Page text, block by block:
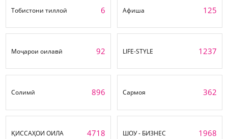
Тобистони тиллоӣ 6 Афиша 125
Моҷарои оилавӣ 92 LIFE-STYLE 1237
Солимӣ 896 Сармоя 362
ҚИССАҲОИ ОИЛА 4718 ШОУ - БИЗНЕС 1968